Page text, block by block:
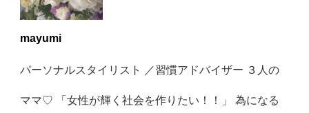
mayumi
パーソナルスタイリスト ／習慣アドバイザー ３人の
ママ♡ 「女性が輝く社会を作りたい！！」 為になる